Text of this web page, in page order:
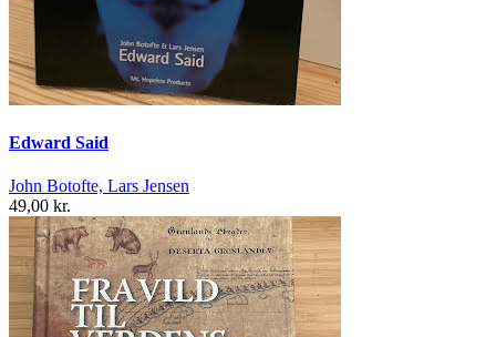
Edward Said
John Botofte, Lars Jensen
49,00 kr.